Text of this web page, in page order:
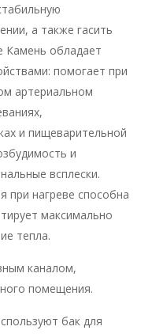
а также гасить
Камень обладает
помогает при
артериальном
и пищеварительной
и
всплески.
при нагреве способна
максимально
тепла.
каналом,
помещения.
бак для